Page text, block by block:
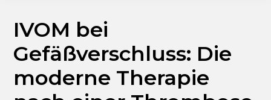
IVOM bei
Gefäßverschluss: Die
moderne Therapie